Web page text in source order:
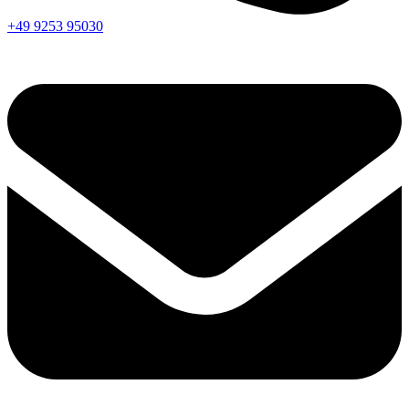
+49 9253 95030